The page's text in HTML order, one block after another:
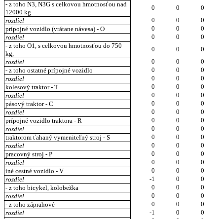
- z toho N3, N3G s celkovou hmotnosťou nad
12000 kg
0 0
0
rozdiel
0 0
0
prípojné vozidlo (vrátane návesa) - O
0 0
0
rozdiel
0 0
0
- z toho O1, s celkovou hmotnosťou do 750
kg,
0 0
0
rozdiel
0 0
0
- z toho ostatné prípojné vozidlo
0 0
0
rozdiel
0 0
0
kolesový traktor - T
0 0
0
rozdiel
0 0
0
pásový traktor - C
0 0
0
rozdiel
0 0
0
prípojné vozidlo traktora - R
0 0
0
rozdiel
0 0
0
traktorom ťahaný vymeniteľný stroj - S
0 0
0
rozdiel
0 0
0
pracovný stroj - P
0 0
0
rozdiel
0 0
0
iné cestné vozidlo - V
0 0
0
rozdiel
-1 0
0
- z toho bicykel, kolobežka
0 0
0
rozdiel
0 0
0
- z toho záprahové
0 0
0
rozdiel
-1 0
0